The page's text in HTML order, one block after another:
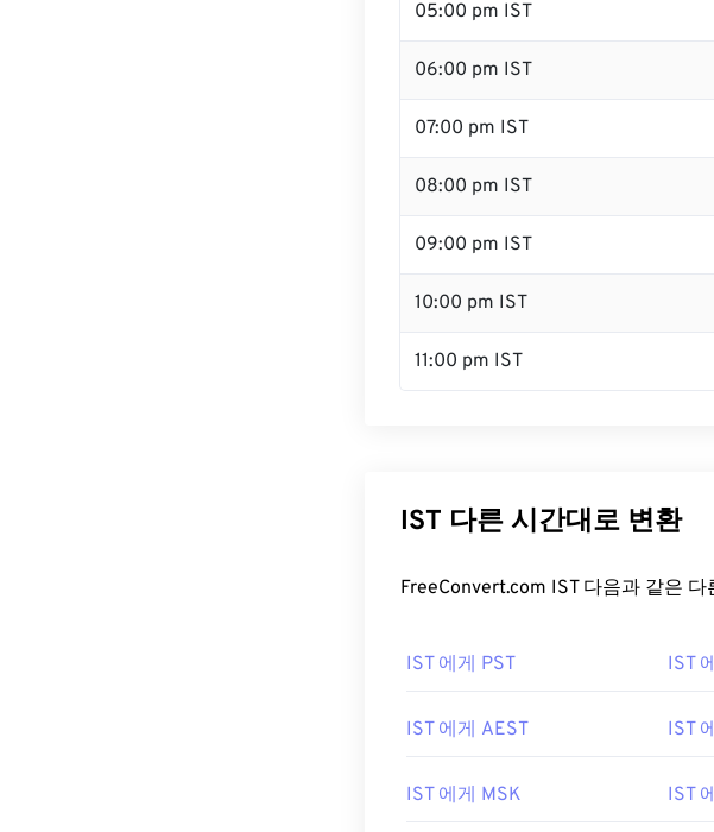
05:00 pm IST
06:00 pm IST
07:00 pm IST
08:00 pm IST
09:00 pm IST
10:00 pm IST
11:00 pm IST
IST 다른 시간대로 변환
FreeConvert.com IST 다음과 같은
IST 에게 PST IST
IST 에게 AEST IST
IST 에게 MSK IST